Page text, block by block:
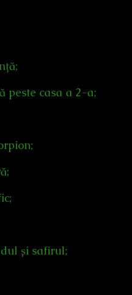
peste casa a 2-a;
și safirul;